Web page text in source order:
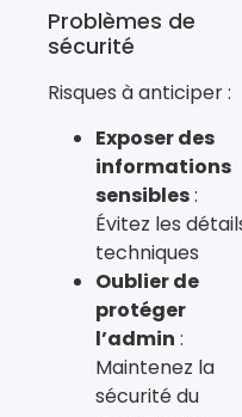
Problèmes de
sécurité
Risques à anticiper :
Exposer des
informations
sensibles:
Évitez les
techniques
Oublier de
protéger
l’admin :
Maintenez la
sécurité du